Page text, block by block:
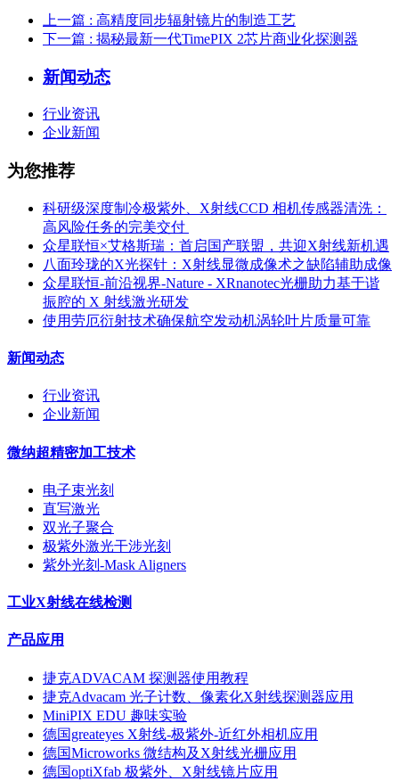
上一篇 : 高精度同步辐射镜片的制造工艺
下一篇 : 揭秘最新一代TimePIX 2芯片商业化探测器
新闻动态
行业资讯
企业新闻
为您推荐
科研级深度制冷极紫外、X射线CCD 相机传感器清洗：
高风险任务的完美交付 ​
众星联恒×艾格斯瑞：首启国产联盟，共迎X射线新机遇
八面玲珑的X光探针：X射线显微成像术之缺陷辅助成像
众星联恒-前沿视界-Nature - XRnanotec光栅助力基于谐
振腔的 X 射线激光研发
使用劳厄衍射技术确保航空发动机涡轮叶片质量可靠
新闻动态
行业资讯
企业新闻
微纳超精密加工技术
电子束光刻
直写激光
双光子聚合
极紫外激光干涉光刻
紫外光刻-Mask Aligners
工业X射线在线检测
产品应用
捷克ADVACAM 探测器使用教程
捷克Advacam 光子计数、像素化X射线探测器应用
MiniPIX EDU 趣味实验
德国greateyes X射线-极紫外-近红外相机应用
德国Microworks 微结构及X射线光栅应用
德国optiXfab 极紫外、X射线镜片应用